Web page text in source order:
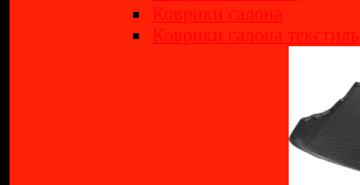
Коврики салона
Коврики салона текстиль